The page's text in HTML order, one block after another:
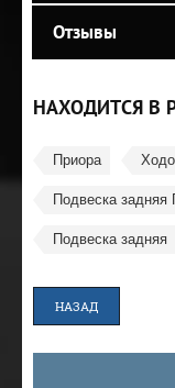
Отзывы
НАХОДИТСЯ В
Приора
Подвеска задняя
Подвеска задняя
НАЗАД